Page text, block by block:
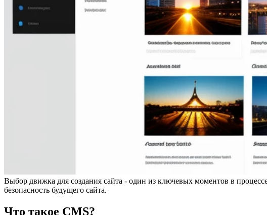
Выбор движка для создания сайта - один из ключевых моментов в
безопасность будущего сайта.
Что такое CMS?